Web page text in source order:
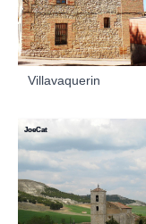
Villavaquerin
JoeCat